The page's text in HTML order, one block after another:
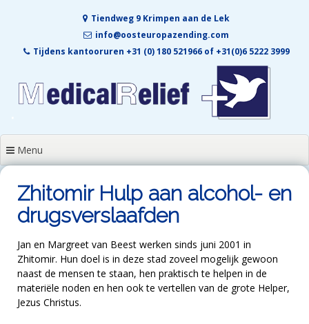
Tiendweg 9 Krimpen aan de Lek
info@oosteuropazending.com
Tijdens kantooruren +31 (0) 180 521966 of +31(0)6 5222 3999
Menu
Zhitomir Hulp aan alcohol- en
drugsverslaafden
Jan en Margreet van Beest werken sinds juni 2001 in
Zhitomir. Hun doel is in deze stad zoveel mogelijk gewoon
naast de mensen te staan, hen praktisch te helpen in de
materiële noden en hen ook te vertellen van de grote Helper,
Jezus Christus.